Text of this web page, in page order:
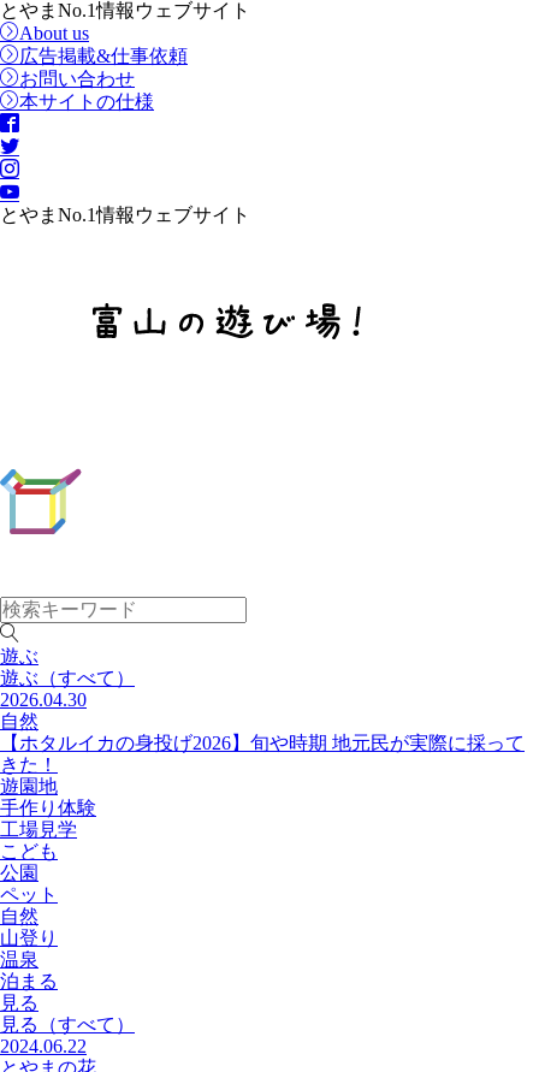
とやまNo.1情報ウェブサイト
About us
広告掲載&仕事依頼
お問い合わせ
本サイトの仕様
とやまNo.1情報ウェブサイト
遊ぶ
遊ぶ （すべて）
2026.04.30
自然
【ホタルイカの身投げ2026】旬や時期 地元民が実際に採って
きた！
遊園地
手作り体験
工場見学
こども
公園
ペット
自然
山登り
温泉
泊まる
見る
見る
（すべて）
2024.06.22
とやまの花